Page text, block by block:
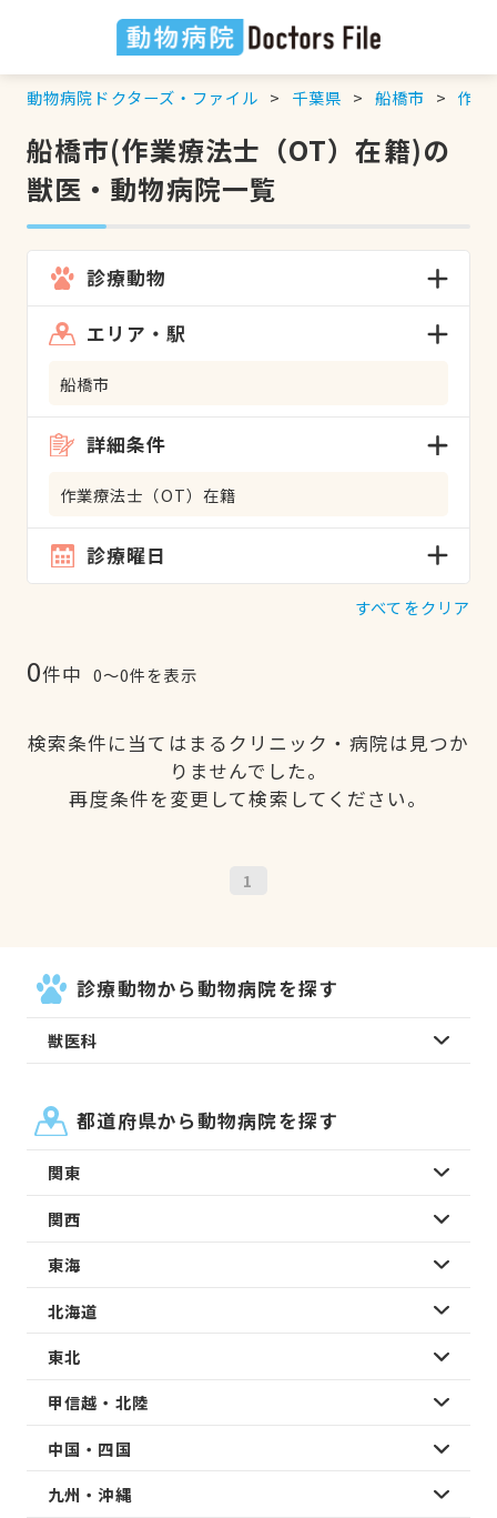
動物病院ドクターズ・ファイル 千葉県 船橋市 作業
船橋市(作業療法士（OT）在籍)の
獣医・動物病院一覧
診療動物
エリア・駅
船橋市
詳細条件
作業療法士（OT）在籍
診療曜日
すべてをクリア
0件中 0〜0件を表示
検索条件に当てはまるクリニック・病院は見つか
りませんでした。
再度条件を変更して検索してください。
1
診療動物から動物病院を探す
獣医科
都道府県から動物病院を探す
関東
関西
東海
北海道
東北
甲信越・北陸
中国・四国
九州・沖縄